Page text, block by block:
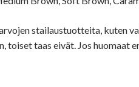
stailaustuotteita, kuten
toiset taas eivät. Jos huomaat